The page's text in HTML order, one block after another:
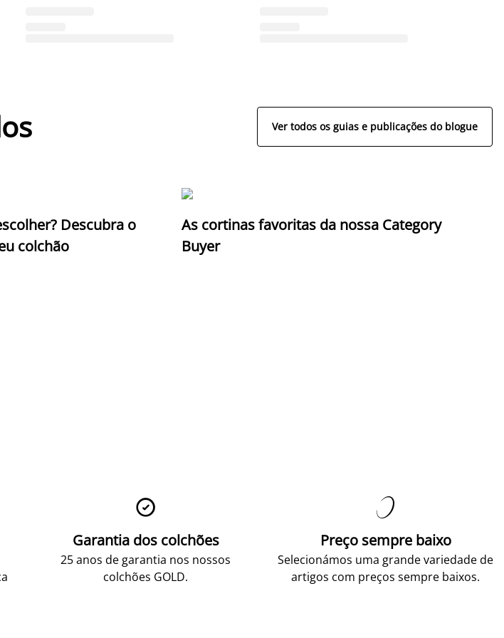
Ver todos os guias e publicações do blogue
Descubra o
colchão
As cortinas favoritas da nossa Category
Buyer

Garantia dos colchões
25 anos de garantia nos nossos
colchões GOLD.

Preço sempre baixo
Selecionámos uma grande variedade de
artigos com preços sempre baixos.